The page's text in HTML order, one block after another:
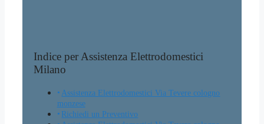
Indice per Assistenza Elettrodomestici
Milano
Assistenza Elettrodomestici Via Tevere cologno
monzese
Richiedi un Preventivo